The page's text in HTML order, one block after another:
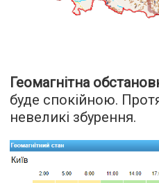
Геомагнітна
буде спокійною.
невеликі збурення.